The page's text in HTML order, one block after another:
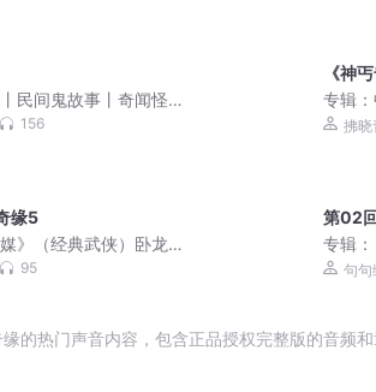
民间鬼故事丨奇闻怪
小勿入
156
《神
专辑：
拂晓
缘5
媒》（经典武侠）卧龙
95
第02
专辑：
生 小
句句
的热门声音内容，包含正品授权完整版的音频